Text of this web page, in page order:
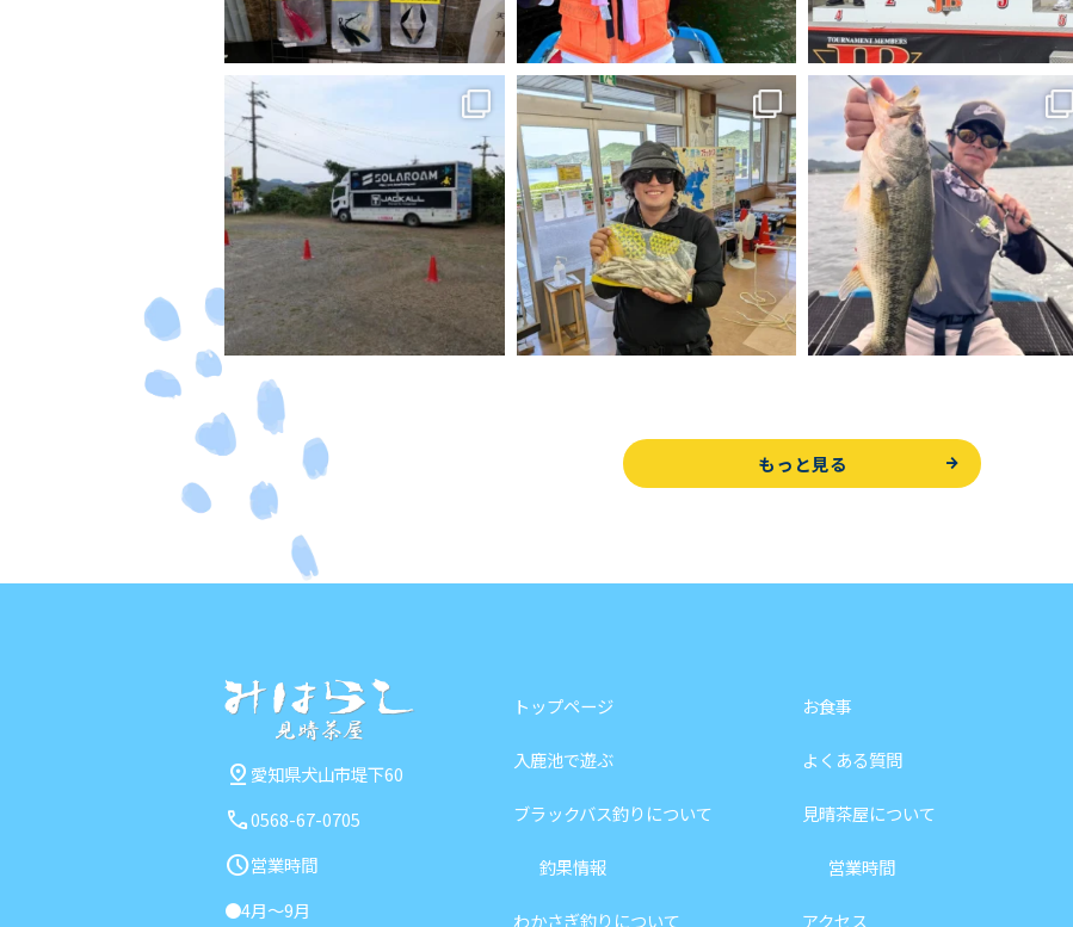
もっと見る
pin_drop 愛知県犬山市堤下60
call0568-67-0705
schedule営業時間
4月～9月
トップページ
入鹿池で遊ぶ
ブラックバス釣りについて
釣果情報
わかさぎ釣りについて
お食事
よくある質問
見晴茶屋について
営業時間
アクセス